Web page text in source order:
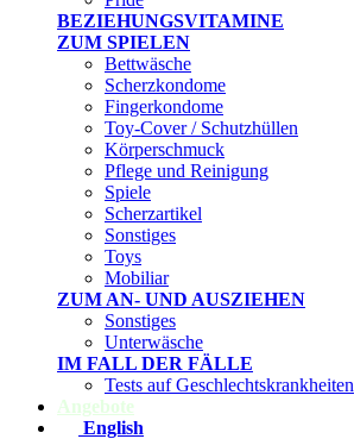
BEZIEHUNGSVITAMINE
ZUM SPIELEN
Bettwäsche
Scherzkondome
Fingerkondome
Toy-Cover / Schutzhüllen
Körperschmuck
Pflege und Reinigung
Spiele
Scherzartikel
Sonstiges
Toys
Mobiliar
ZUM AN- UND AUSZIEHEN
Sonstiges
Unterwäsche
IM FALL DER FÄLLE
Tests auf Geschlechtskrankheiten
Angebote
English